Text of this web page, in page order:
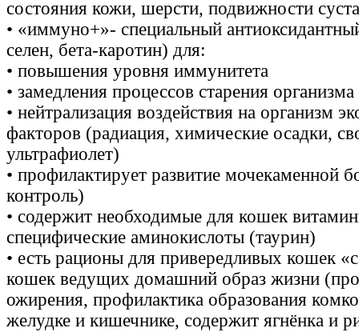
состояния кожи, шерсти, подвижности
• «иммуно+»- специальный
селен, бета-каротин) для:
• повышения уровня иммунитета
• замедления процессов старения организма
• нейтрализация воздействия на организм
факторов (радиация, химические осадки,
ультрафиолет)
• профилактирует развитие мочекаменной
контроль)
• содержит необходимые для кошек
специфические аминокислоты (таурин)
• есть рационы для привередливых кошек
кошек ведущих домашний образ жизни
ожирения, профилактика образования
желудке и кишечнике, содержит ягнёнка и